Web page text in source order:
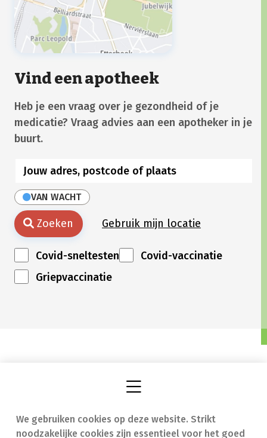
We gebruiken cookies op deze website. Strikt
noodzakelijke cookies zijn essentieel voor het goed
Vind een apotheek
Heb je een vraag over je gezondheid of je
medicatie? Vraag advies aan een apotheker in je
buurt.
VAN WACHT
Zoeken Gebruik mijn locatie
Covid-sneltesten
Covid-vaccinatie
Griepvaccinatie
Vind een apotheek In geval van nood